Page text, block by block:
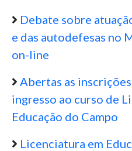
Debate sobre
e das autodefesas no
on-line
Abertas as
ingresso ao curso de
Educação do Campo
Licenciatura em